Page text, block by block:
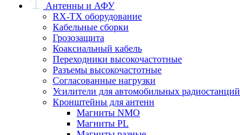
Антенны и АФУ
RX-TX оборудование
Кабельные сборки
Грозозащита
Коаксиальный кабель
Переходники высокочастотные
Разъемы высокочастотные
Согласованные нагрузки
Усилители для автомобильных радиостанций
Кронштейны для антенн
Магниты NMO
Магниты PL